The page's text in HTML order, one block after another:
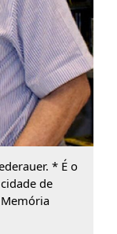
* É o
de